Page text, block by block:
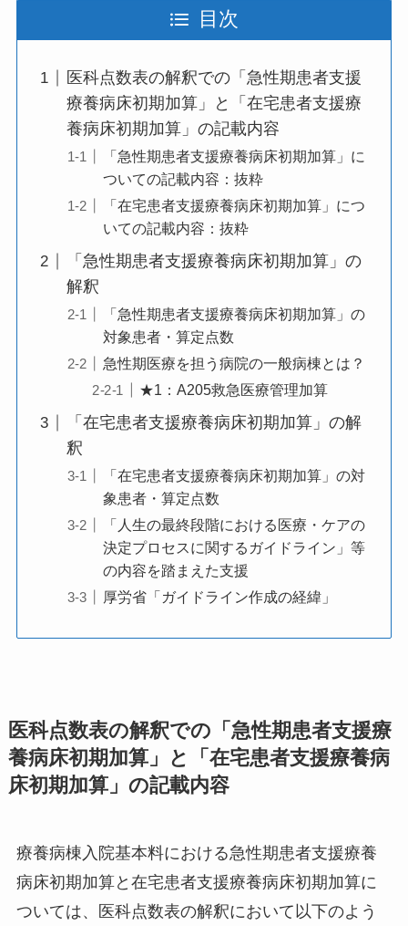
目次
医科点数表の解釈での「急性期患者支援
療養病床初期加算」と「在宅患者支援療
養病床初期加算」の記載内容
「急性期患者支援療養病床初期加算」に
ついての記載内容：抜粋
「在宅患者支援療養病床初期加算」につ
いての記載内容：抜粋
「急性期患者支援療養病床初期加算」の
解釈
「急性期患者支援療養病床初期加算」の
対象患者・算定点数
急性期医療を担う病院の一般病棟とは？
★1：A205救急医療管理加算
「在宅患者支援療養病床初期加算」の解
釈
「在宅患者支援療養病床初期加算」の対
象患者・算定点数
「人生の最終段階における医療・ケアの
決定プロセスに関するガイドライン」等
の内容を踏まえた支援
厚労省「ガイドライン作成の経緯」
医科点数表の解釈での「急性期患者支援療
養病床初期加算」と「在宅患者支援療養病
床初期加算」の記載内容
療養病棟入院基本料における急性期患者支援療養
病床初期加算と在宅患者支援療養病床初期加算に
ついては、医科点数表の解釈において以下のよう